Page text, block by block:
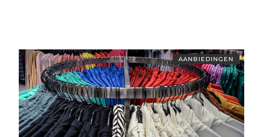
AANBIEDINGEN